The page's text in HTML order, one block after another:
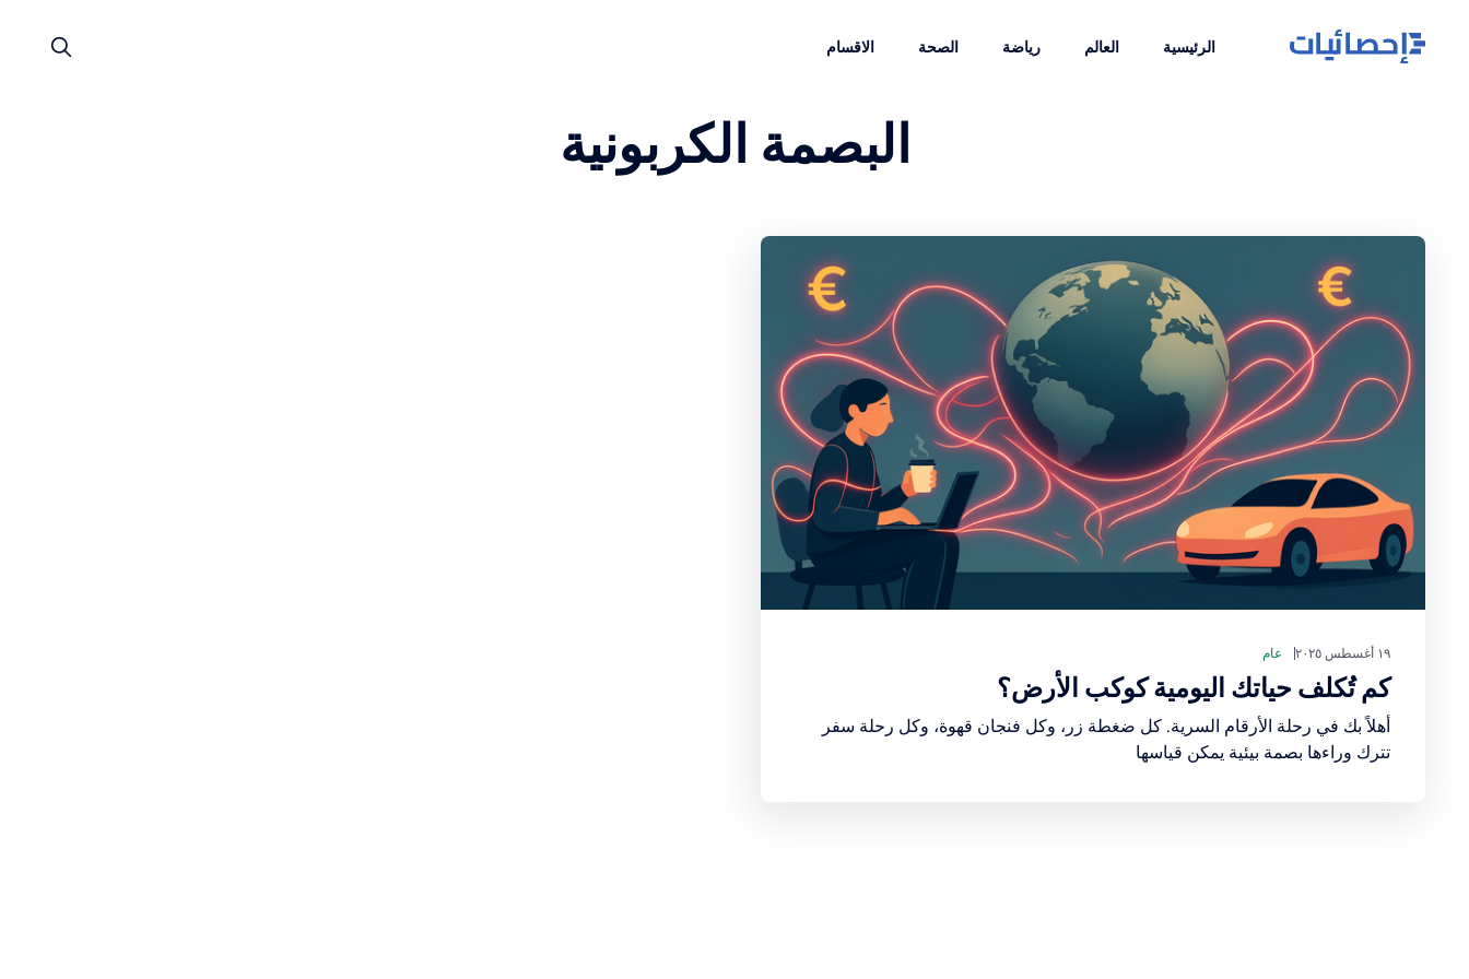
الرئيسية العالم رياضة الصحة الاقسام
البصمة الكربونية
١٩ أغسطس ٢٠٢٥ عام
كم تُكلف حياتك اليومية كوكب الأرض؟
أهلاً بك في رحلة الأرقام السرية. كل ضغطة زر، وكل فنجان قهوة، وكل رحلة سفر
تترك وراءها بصمة بيئية يمكن قياسها